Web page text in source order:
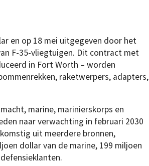
en op 18 mei uitgegeven door het
F-35-vliegtuigen. Dit contract met
in Fort Worth – worden
raketwerpers, adapters,
marine, marinierskorps en
naar verwachting in februari 2030
uit meerdere bronnen,
dollar van de marine, 199 miljoen